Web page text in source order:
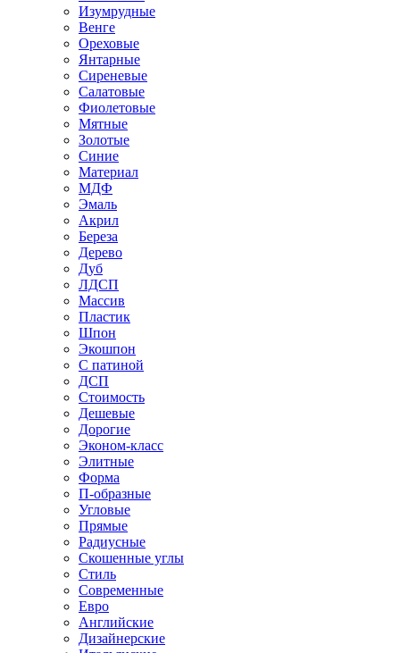
Изумрудные
Венге
Ореховые
Янтарные
Сиреневые
Салатовые
Фиолетовые
Мятные
Золотые
Синие
Материал
МДФ
Эмаль
Акрил
Береза
Дерево
Дуб
ЛДСП
Массив
Пластик
Шпон
Экошпон
С патиной
ДСП
Стоимость
Дешевые
Дорогие
Эконом-класс
Элитные
Форма
П-образные
Угловые
Прямые
Радиусные
Скошенные углы
Стиль
Современные
Евро
Английские
Дизайнерские